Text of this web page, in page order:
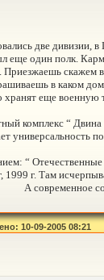
две дивизии,
еще один полк.
Приезжаешь скажем
в каком
еще военную
комплекс “ Двина
универсальность
“
1999 г. Там
А современное
10-09-2005 08:21